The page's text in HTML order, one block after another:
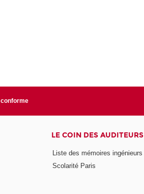
LE COIN DES AUDITEURS
Liste des mémoires ingénieurs
Scolarité Paris